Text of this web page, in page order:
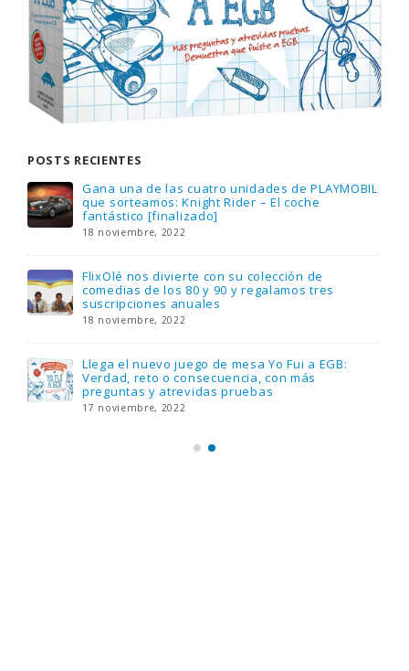
POSTS RECIENTES
Gana una de las cuatro unidades de PLAYMOBIL
que sorteamos: Knight Rider – El coche
fantástico [finalizado]
18 noviembre, 2022
FlixOlé nos divierte con su colección de
comedias de los 80 y 90 y regalamos tres
suscripciones anuales
18 noviembre, 2022
Llega el nuevo juego de mesa Yo Fui a EGB:
Verdad, reto o consecuencia, con más
preguntas y atrevidas pruebas
17 noviembre, 2022